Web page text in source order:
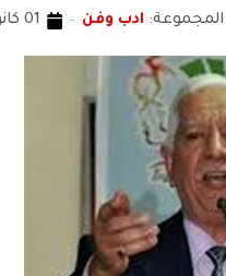
المجموعة: ادب وفن 01 كانون1/ديسمبر 2019